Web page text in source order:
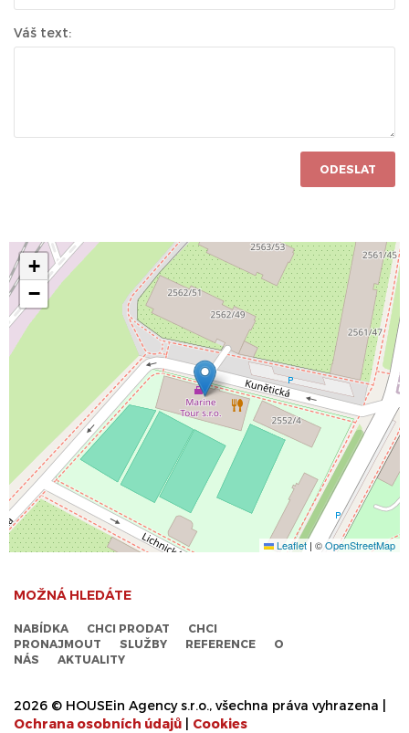
Váš text:
ODESLAT
+
−
Leaflet | ©OpenStreetMap
MOŽNÁ HLEDÁTE
NABÍDKA CHCI PRODAT
CHCI
PRONAJMOUT
SLUŽBY REFERENCE
O
NÁS
AKTUALITY
2026 © HOUSEin Agency s.r.o., všechna práva vyhrazena |
Ochrana osobních údajů
Cookies